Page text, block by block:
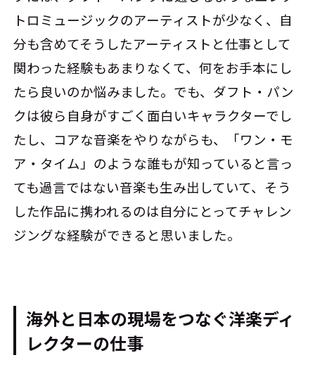
トロミュージックのアーティストが少なく、自
分も含めてそうしたアーティストと仕事として
関わった経験もあまりなくて、何をお手本にし
たら良いのか悩みました。でも、ダフト・パン
クは彼ら自身がすごく面白いキャラクターでし
たし、コアな音楽をやりながらも、「ワン・モ
ア・タイム」のような誰もが知っていると言っ
ても過言ではない音楽も生み出していて、そう
した作品に携われるのは自分にとってチャレン
ジングな経験ができると思いました。
海外と日本の現場をつなぐ洋楽ディ
レクターの仕事